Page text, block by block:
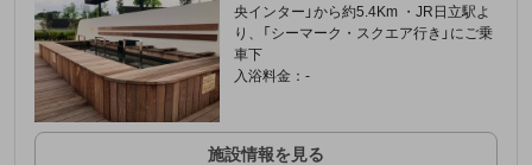
央インター」から約5.4Km ・JR日立駅よ
り、「シーマーク・スクエア行き」にご乗
車下
入浴料金：-
施設情報を見る